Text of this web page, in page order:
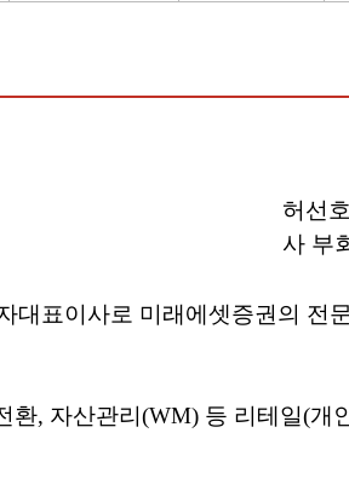
허선
사 부
대표이사로 미래에셋증권의 전
환, 자산관리(WM) 등 리테일(개